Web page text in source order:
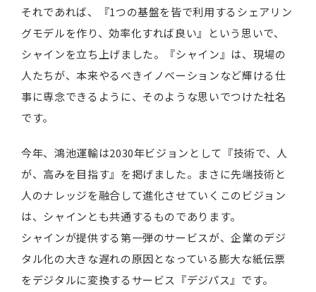
それであれば、『1つの基盤を皆で利用するシェアリン
グモデルを作り、効率化すれば良い』という思いで、
シャインを立ち上げました。『シャイン』は、現場の
人たちが、本来やるべきイノベーションなど輝ける仕
事に専念できるように、そのような思いでつけた社名
です。
今年、鴻池運輸は2030年ビジョンとして『技術で、人
が、高みを目指す』を掲げました。まさに先端技術と
人のナレッジを融合して進化させていくこのビジョン
は、シャインとも共通するものであります。
シャインが提供する第一弾のサービスが、企業のデジ
タル化の大きな遅れの原因となっている膨大な紙伝票
をデジタルに変換するサービス『デジパス』です。